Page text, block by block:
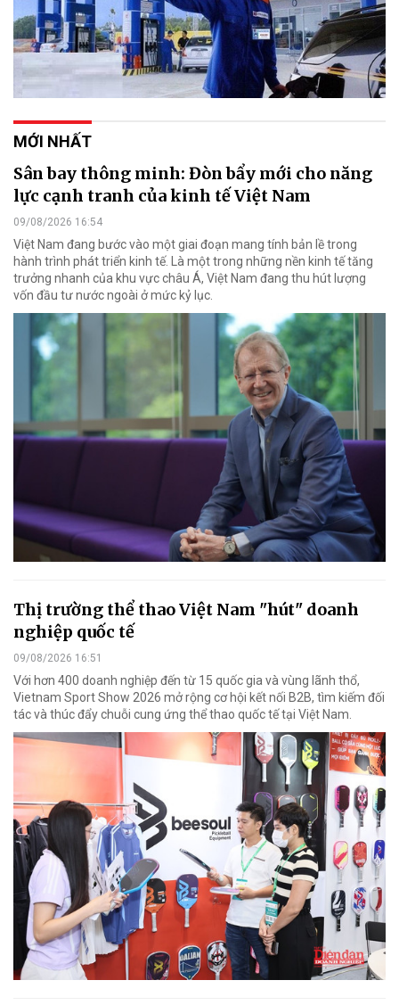
MỚI NHẤT
Sân bay thông minh: Đòn bẩy mới cho năng
lực cạnh tranh của kinh tế Việt Nam
09/08/2026 16:54
Việt Nam đang bước vào một giai đoạn mang tính bản lề trong
hành trình phát triển kinh tế. Là một trong những nền kinh tế tăng
trưởng nhanh của khu vực châu Á, Việt Nam đang thu hút lượng
vốn đầu tư nước ngoài ở mức kỷ lục.
Thị trường thể thao Việt Nam "hút" doanh
nghiệp quốc tế
09/08/2026 16:51
Với hơn 400 doanh nghiệp đến từ 15 quốc gia và vùng lãnh thổ,
Vietnam Sport Show 2026 mở rộng cơ hội kết nối B2B, tìm kiếm đối
tác và thúc đẩy chuỗi cung ứng thể thao quốc tế tại Việt Nam.